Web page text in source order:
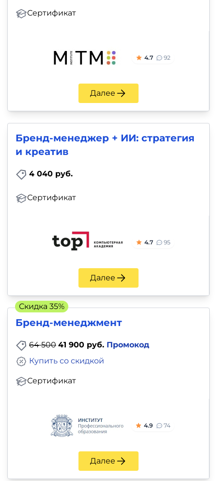
Сертификат
4.7 92
Далее
Бренд-менеджер + ИИ: стратегия
и креатив
4 040 руб.
Сертификат
4.7 95
Далее
Бренд-менеджмент
64 500 41 900 руб. Промокод
Сертификат
Купить со скидкой
4.9 74
Далее
Скидка 35%